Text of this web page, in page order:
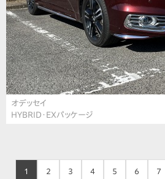
オデッセイ
HYBRID・EXパッケージ
1 2 3 4 5 6 7